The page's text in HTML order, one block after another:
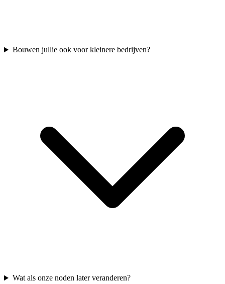
Bouwen jullie ook voor kleinere bedrijven?
Wat als onze noden later veranderen?